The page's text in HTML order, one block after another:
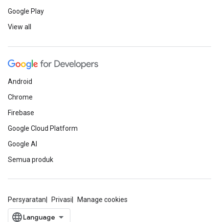
Google Play
View all
Android
Chrome
Firebase
Google Cloud Platform
Google AI
Semua produk
Persyaratan Privasi Manage cookies